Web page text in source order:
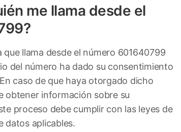
me llama desde el
llama desde el número 601640799
del número ha dado su consentimiento
caso de que haya otorgado dicho
obtener información sobre su
proceso debe cumplir con las leyes de
datos aplicables.